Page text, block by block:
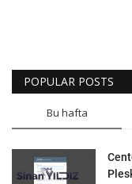
POPULAR POSTS
Bu hafta